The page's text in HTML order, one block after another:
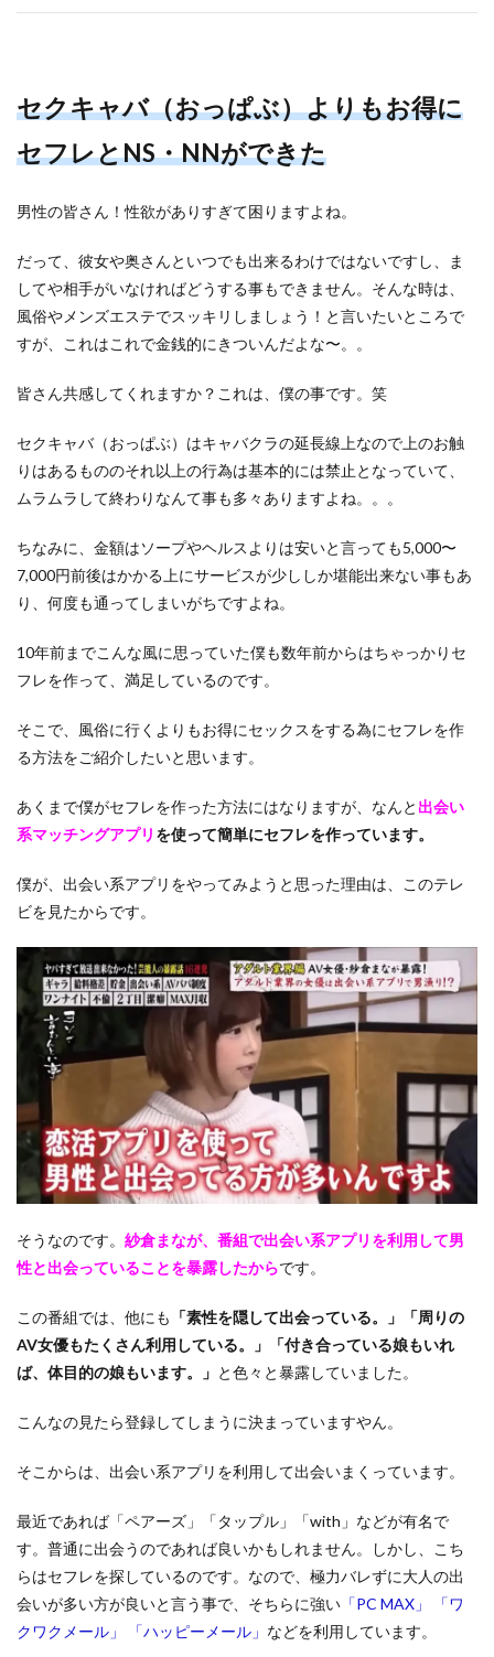
セクキャバ（おっぱぶ）よりもお得に
セフレとNS・NNができた
男性の皆さん！性欲がありすぎて困りますよね。
だって、彼女や奥さんといつでも出来るわけではないですし、ま
してや相手がいなければどうする事もできません。そんな時は、
風俗やメンズエステでスッキリしましょう！と言いたいところで
すが、これはこれで金銭的にきついんだよな〜。。
皆さん共感してくれますか？これは、僕の事です。笑
セクキャバ（おっぱぶ）はキャバクラの延長線上なので上のお触
りはあるもののそれ以上の行為は基本的には禁止となっていて、
ムラムラして終わりなんて事も多々ありますよね。。。
ちなみに、金額はソープやヘルスよりは安いと言っても5,000〜
7,000円前後はかかる上にサービスが少ししか堪能出来ない事もあ
り、何度も通ってしまいがちですよね。
10年前までこんな風に思っていた僕も数年前からはちゃっかりセ
フレを作って、満足しているのです。
そこで、風俗に行くよりもお得にセックスをする為にセフレを作
る方法をご紹介したいと思います。
あくまで僕がセフレを作った方法にはなりますが、なんと 出会い
系マッチングアプリ を使って簡単にセフレを作っています。
僕が、出会い系アプリをやってみようと思った理由は、このテレ
ビを見たからです。
そうなのです。 紗倉まなが、番組で出会い系アプリを利用して男
性と出会っていることを暴露したからです。
この番組では、他にも 「素性を隠して出会っている。」「周りの
AV女優もたくさん利用している。」「付き合っている娘もいれ
ば、体目的の娘もいます。」 と色々と暴露していました。
こんなの見たら登録してしまうに決まっていますやん。
そこからは、出会い系アプリを利用して出会いまくっています。
最近であれば「ペアーズ」「タップル」「with」などが有名で
す。普通に出会うのであれば良いかもしれません。しかし、こち
らはセフレを探しているのです。なので、極力バレずに大人の出
会いが多い方が良いと言う事で、そちらに強い 「PC MAX」
「ワ
クワクメール」
「ハッピーメール」 などを利用しています。